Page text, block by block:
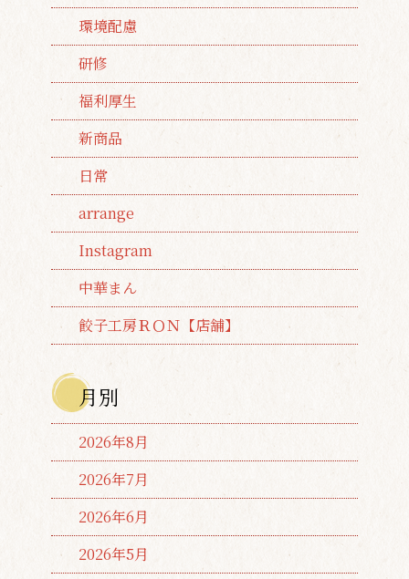
環境配慮
研修
福利厚生
新商品
日常
arrange
Instagram
中華まん
餃子工房ＲＯＮ【店舗】
月別
2026年8月
2026年7月
2026年6月
2026年5月